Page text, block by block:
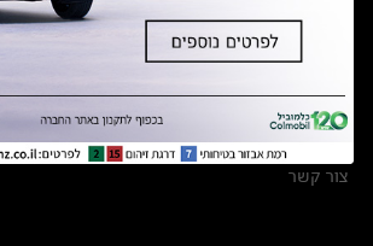
מצאו אותנו
אולמות תצוגה
מרכזי שירות
צור קשר